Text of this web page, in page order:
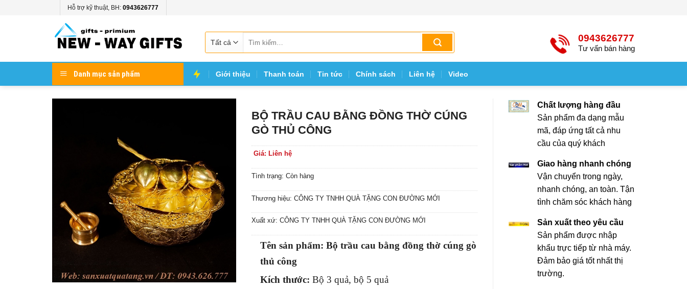
Hỗ trợ kỹ thuật, BH: 0943626777
kiếm:
0943626777
Tư vấn bán hàng
Danh mục sản phẩm Giới thiệu Thanh toán Tin tức Chính sách Liên hệ Video
BỘ TRẦU CAU BẰNG ĐỒNG THỜ CÚNG
GÒ THỦ CÔNG
Giá: Liên hệ
Tình trạng: Còn hàng
Thương hiệu: CÔNG TY TNHH QUÀ TẶNG CON ĐƯỜNG MỚI
Xuất xứ: CÔNG TY TNHH QUÀ TẶNG CON ĐƯỜNG MỚI
Tên sản phẩm: Bộ trầu cau bằng đồng thờ cúng gò
thủ công
Kích thước: Bộ 3 quả, bộ 5 quả
Chất lượng hàng đầu
Sản phẩm đa dạng mẫu
mã, đáp ứng tất cả nhu
cầu của quý khách
Giao hàng nhanh chóng
Vận chuyển trong ngày,
nhanh chóng, an toàn. Tận
tình chăm sóc khách hàng
Sản xuất theo yêu cầu
Sản phẩm được nhập
khẩu trực tiếp từ nhà máy.
Đảm bảo giá tốt nhất thị
trường.